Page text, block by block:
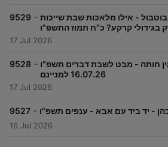
9529 - - אילו מלאכות שבת שייכות
בגידולי קרקע? כ"ח תמוז התשפ"ו
17 Jul 2026
9528 - חותה - מבט לשבת דברים תשפ"ו
16.07.26 למניינם
17 Jul 2026
9527 - - יד ביד עם אבא - ענפים תשפ"ו
16 Jul 2026